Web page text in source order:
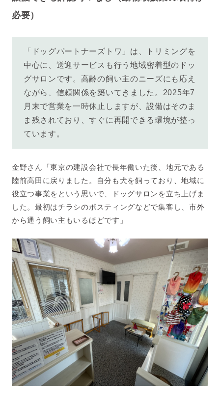
必要）
「ドッグパートナーズトワ」は、トリミングを
中心に、送迎サービスも行う地域密着型のドッ
グサロンです。高齢の飼い主のニーズにも応え
ながら、信頼関係を築いてきました。2025年7
月末で営業を一時休止しますが、設備はそのま
ま残されており、すぐに再開できる環境が整っ
ています。
金野さん「東京の建設会社で長年働いた後、地元である
陸前高田に戻りました。自分も犬を飼っており、地域に
役立つ事業をという思いで、ドッグサロンを立ち上げま
した。最初はチラシのポスティングなどで集客し、市外
から通う飼い主もいるほどです」